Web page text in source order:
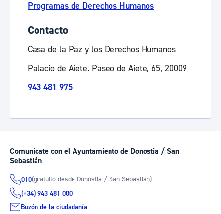
Programas de Derechos Humanos
Contacto
Casa de la Paz y los Derechos Humanos
Palacio de Aiete. Paseo de Aiete, 65, 20009
943 481 975
Comunícate con el Ayuntamiento de Donostia / San
Sebastián
010(gratuito desde Donostia / San Sebastián)
(+34) 943 481 000
Buzón de la ciudadanía